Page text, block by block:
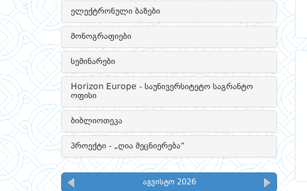
ელექტრონული ბაზები
მონოგრაფიები
სემინარები
Horizon Europe - საუნივერსიტეტო საგრანტო
ოფისი
ბიბლიოთეკა
პროექტი - „ღია მეცნიერება“
აგვისტო 2026